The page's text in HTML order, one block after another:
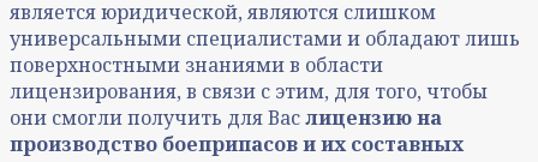
является юридической, являются слишком
универсальными специалистами и обладают лишь
поверхностными знаниями в области
лицензирования, в связи с этим, для того, чтобы
они смогли получить для Васлицензию на
производство боеприпасов и их составных